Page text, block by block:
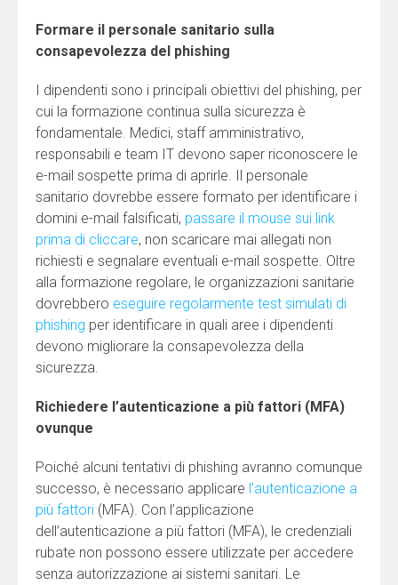
Formare il personale sanitario sulla
consapevolezza del phishing
I dipendenti sono i principali obiettivi del phishing, per
cui la formazione continua sulla sicurezza è
fondamentale. Medici, staff amministrativo,
responsabili e team IT devono saper riconoscere le
e-mail sospette prima di aprirle. Il personale
sanitario dovrebbe essere formato per identificare i
domini e-mail falsificati, passare il mouse sui link
prima di cliccare, non scaricare mai allegati non
richiesti e segnalare eventuali e-mail sospette. Oltre
alla formazione regolare, le organizzazioni sanitarie
dovrebbero eseguire regolarmente test simulati di
phishing per identificare in quali aree i dipendenti
devono migliorare la consapevolezza della
sicurezza.
Richiedere l’autenticazione a più fattori (MFA)
ovunque
Poiché alcuni tentativi di phishing avranno comunque
successo, è necessario applicare l’autenticazione a
più fattori (MFA). Con l’applicazione
dell’autenticazione a più fattori (MFA), le credenziali
rubate non possono essere utilizzate per accedere
senza autorizzazione ai sistemi sanitari. Le